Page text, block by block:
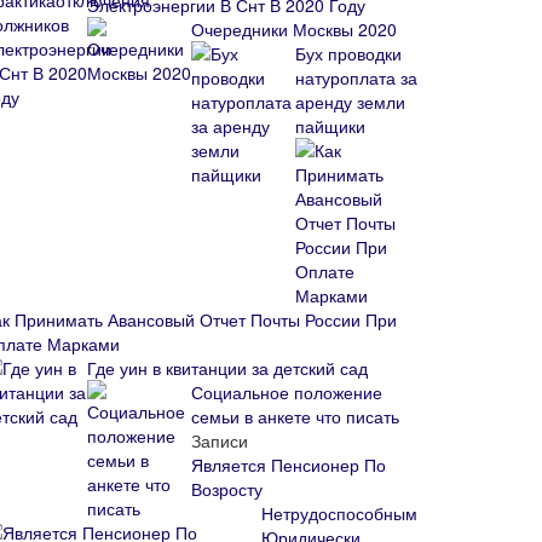
Электроэнергии В Снт В 2020 Году
Очередники Москвы 2020
Бух проводки
натуроплата за
аренду земли
пайщики
Принимать Авансовый Отчет Почты России При
Марками
Где уин в квитанции за детский сад
Социальное положение
семьи в анкете что писать
Записи
Является Пенсионер По
Возросту
Нетрудоспособным
Юридически